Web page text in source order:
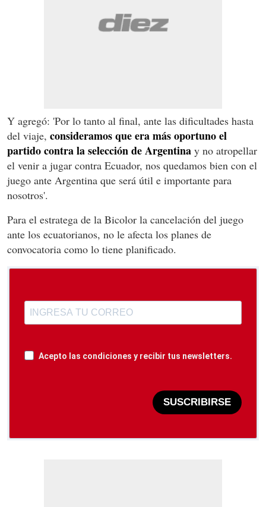
Y agregó: 'Por lo tanto al final, ante las dificultades hasta
del viaje, consideramos que era más oportuno el
partido contra la selección de Argentina y no atropellar
el venir a jugar contra Ecuador, nos quedamos bien con el
juego ante Argentina que será útil e importante para
nosotros'.
Para el estratega de la Bicolor la cancelación del juego
ante los ecuatorianos, no le afecta los planes de
convocatoria como lo tiene planificado.
Acepto las condiciones y recibir tus newsletters.
SUSCRIBIRSE